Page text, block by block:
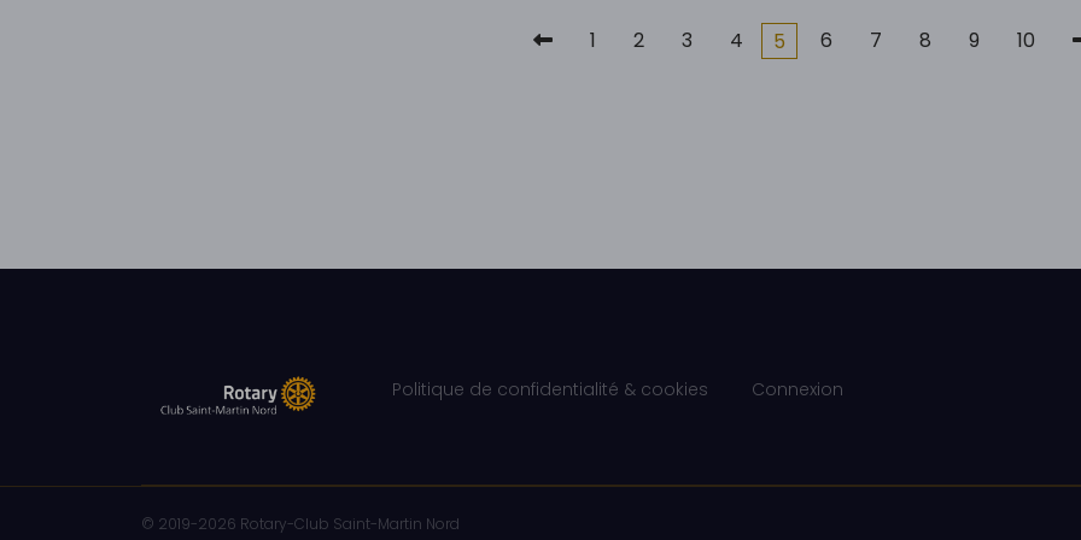
1 2 3 4 5 6 7 8 9 10
Politique de confidentialité & cookies Connexion
© 2019-2026 Rotary-Club Saint-Martin Nord